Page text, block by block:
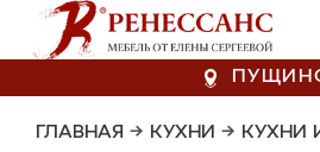
ГЛАВНАЯ → КУХНИ → КУХНИ